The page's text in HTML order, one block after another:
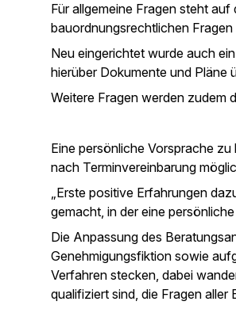
Für allgemeine Fragen steht
bauordnungsrechtlichen
Neu eingerichtet wurde auch
hierüber Dokumente und Pläne
Weitere Fragen werden
Eine persönliche Vorsprache
nach Terminvereinbarung
„Erste positive Erfahrungen
gemacht, in der eine
Die Anpassung des
Genehmigungsfiktion sowie
Verfahren stecken, dabei
qualifiziert sind, die Fragen